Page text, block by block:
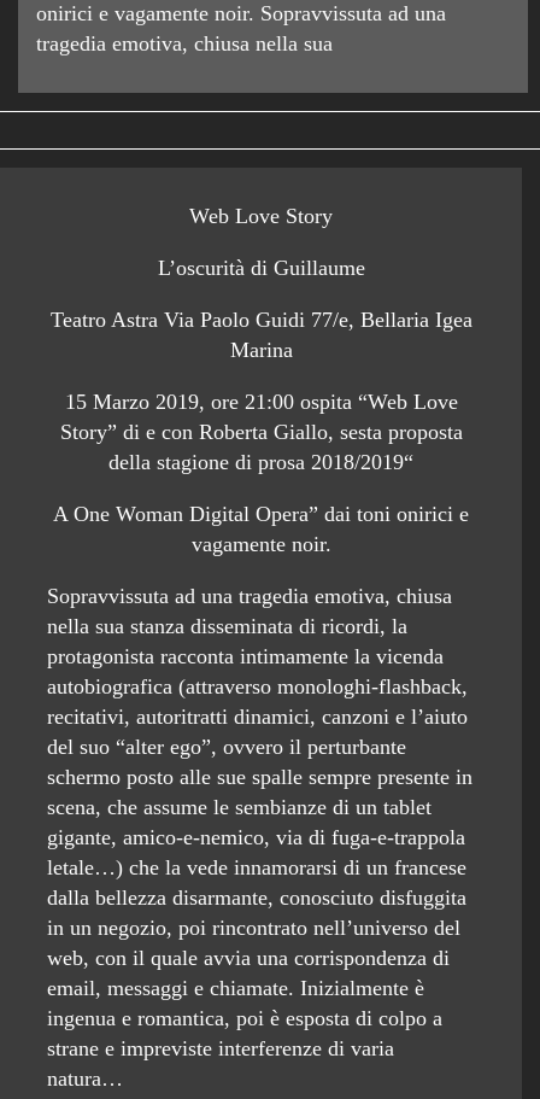
onirici e vagamente noir. Sopravvissuta ad una
tragedia emotiva, chiusa nella sua
Web Love Story
L’oscurità di Guillaume
Teatro Astra Via Paolo Guidi 77/e, Bellaria Igea
Marina
15 Marzo 2019, ore 21:00 ospita “Web Love
Story” di e con Roberta Giallo, sesta proposta
della stagione di prosa 2018/2019“
A One Woman Digital Opera” dai toni onirici e
vagamente noir.
Sopravvissuta ad una tragedia emotiva, chiusa
nella sua stanza disseminata di ricordi, la
protagonista racconta intimamente la vicenda
autobiografica (attraverso monologhi-flashback,
recitativi, autoritratti dinamici, canzoni e l’aiuto
del suo “alter ego”, ovvero il perturbante
schermo posto alle sue spalle sempre presente in
scena, che assume le sembianze di un tablet
gigante, amico-e-nemico, via di fuga-e-trappola
letale…) che la vede innamorarsi di un francese
dalla bellezza disarmante, conosciuto disfuggita
in un negozio, poi rincontrato nell’universo del
web, con il quale avvia una corrispondenza di
email, messaggi e chiamate. Inizialmente è
ingenua e romantica, poi è esposta di colpo a
strane e impreviste interferenze di varia
natura…